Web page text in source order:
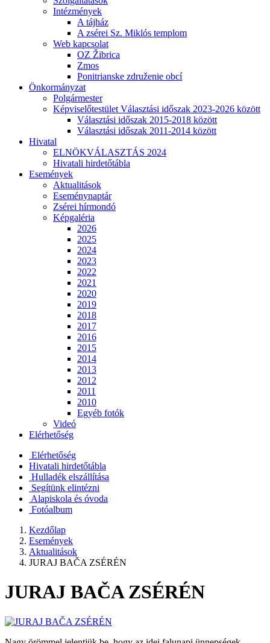
Intézmények
A tájház
A zsérei Sz. Miklós templom
Web kapcsolat
OZ Žibrica
Zmos
Ponitrianske združenie obcí
Önkormányzat
Polgármester
Képviselőtestület Választási időszak 2023-2026 között
Választási időszak 2015-2018 között
Választási időszak 2011-2014 között
Hivatal
ELNÖKVÁLASZTÁS 2024
Hivatali hirdetőtábla
Események
Aktualitások
Eseménynaptár
Zsérei hírmondó
Képgaléria
2026
2025
2024
2023
2022
2021
2020
2019
2018
2017
2016
2015
2014
2013
2012
2011
2010
Egyéb fotók
Videó
Elérhetőség
Elérhetőség
Hivatali hirdetőtábla
Hulladék elszállítása
Segítünk elintézni
Alapiskola és óvoda
Fotóalbum
Kezdőlap
Események
Aktualitások
JURAJ BAČA ZSÉRÉN
JURAJ BAČA ZSÉRÉN